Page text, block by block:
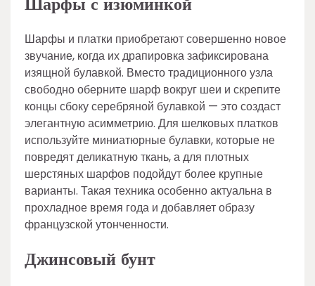
Шарфы и платки приобретают совершенно новое
звучание, когда их драпировка зафиксирована
изящной булавкой. Вместо традиционного узла
свободно оберните шарф вокруг шеи и скрепите
концы сбоку серебряной булавкой — это создаст
элегантную асимметрию. Для шелковых платков
используйте миниатюрные булавки, которые не
повредят деликатную ткань, а для плотных
шерстяных шарфов подойдут более крупные
варианты. Такая техника особенно актуальна в
прохладное время года и добавляет образу
французской утонченности.
Джинсовый бунт